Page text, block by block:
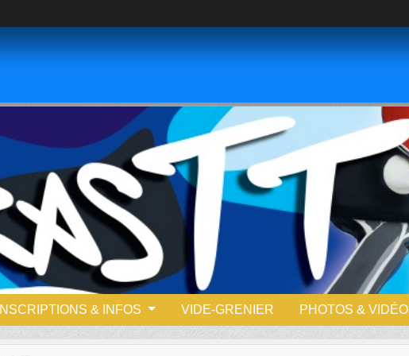
INSCRIPTIONS & INFOS VIDE-GRENIER PHOTOS &